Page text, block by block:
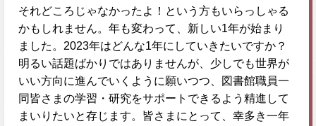
それどころじゃなかったよ！という方もいらっしゃる
かもしれません。年も変わって、新しい1年が始まり
ました。2023年はどんな1年にしていきたいですか？
明るい話題ばかりではありませんが、少しでも世界が
いい方向に進んでいくように願いつつ、図書館職員一
同皆さまの学習・研究をサポートできるよう精進して
まいりたいと存じます。皆さまにとって、幸多き一年